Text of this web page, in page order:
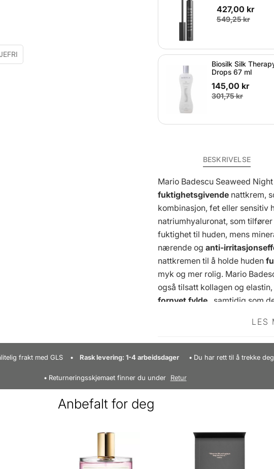
427,00 kr
549,25 kr
Biosilk Silk
Drops 67 ml
145,00 kr
301,75 kr
BESKRIVELSE
Mario Badescu Seaweed
fuktighetsgivende nattkrem,
kombinasjon, fet eller sensitiv
natriumhyaluronat, som
fuktighet til huden, mens
nærende og anti-
nattkremen til å holde huden
myk og mer rolig. Mario
også tilsatt kollagen og
fornyet fylde
, samtidig som
både i tekstur og
den raskt absorberes, uten å
Mario Badescu Seaweed Night
konsistens - Ikke fettete -
fet og sensitiv hud -
Applikasjon:
- Brukes
LES
frakt med GLS Rask levering: 1-4 arbeidsdager Du har rett til å trekke
Returneringsskjemaet finner du under Retur
Anbefalt for deg